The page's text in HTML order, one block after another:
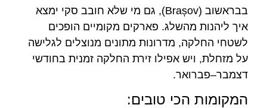
בבראשוב (Brașov), גם מי שלא חובב סקי ימצא
איך ליהנות מהשלג. פארקים מקומיים הופכים
לשטחי החלקה, מדרונות מתונים מנוצלים לגלישה
על מזחלת, ויש אפילו זירת החלקה זמנית בחודשי
דצמבר–פברואר.
המקומות הכי טובים: